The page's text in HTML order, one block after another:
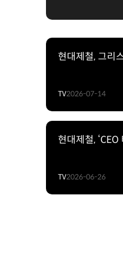
현대제철, 그리
TV2026-07-14
현대제철, ‘CEO
TV2026-06-26